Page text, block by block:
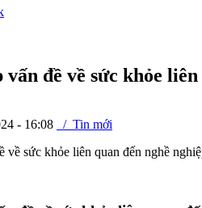
đề về sức khỏe
- 16:08
/ Tin mới
về sức khỏe liên quan đến nghề